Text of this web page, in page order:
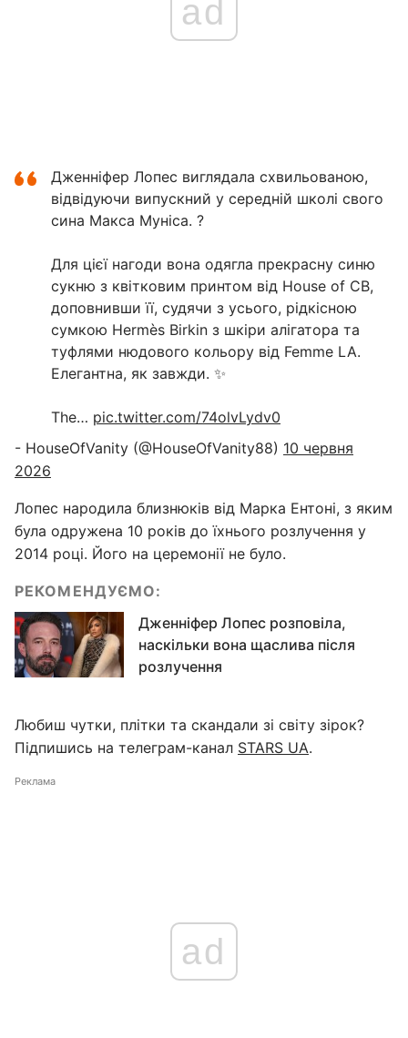
ad
Дженніфер Лопес виглядала схвильованою,
відвідуючи випускний у середній школі свого
сина Макса Муніса. ?
Для цієї нагоди вона одягла прекрасну синю
сукню з квітковим принтом від House of CB,
доповнивши її, судячи з усього, рідкісною
сумкою Hermès Birkin з шкіри алігатора та
туфлями нюдового кольору від Femme LA.
Елегантна, як завжди. ✨
The… pic.twitter.com/74olvLydv0
- HouseOfVanity (@HouseOfVanity88) 10 червня
2026
Лопес народила близнюків від Марка Ентоні, з яким
була одружена 10 років до їхнього розлучення у
2014 році. Його на церемонії не було.
РЕКОМЕНДУЄМО:
Дженніфер Лопес розповіла,
наскільки вона щаслива після
розлучення
Любиш чутки, плітки та скандали зі світу зірок?
Підпишись на телеграм-канал STARS UA.
Реклама
ad